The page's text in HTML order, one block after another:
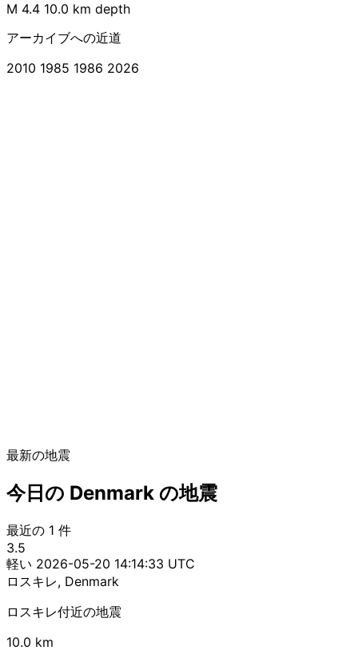
M 4.4 10.0 km depth
アーカイブへの近道
2010 1985 1986 2026
最新の地震
今日の Denmark の地震
最近の 1 件
3.5
軽い 2026-05-20 14:14:33 UTC
ロスキレ, Denmark
ロスキレ付近の地震
10.0 km